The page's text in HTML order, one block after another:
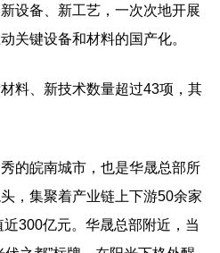
设备、新工艺，一次次地开展
关键设备和材料的国产化。
、新技术数量超过43项，其
皖南城市，也是华晟总部所
，集聚着产业链上下游50余家
300亿元。华晟总部附近，当